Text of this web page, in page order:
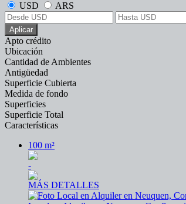
USD
ARS
Aplicar
Apto crédito
Ubicación
Cantidad de Ambientes
Antigüedad
Superficie Cubierta
Medida de fondo
Superficies
Superficie Total
Características
100 m²
-
MÁS DETALLES